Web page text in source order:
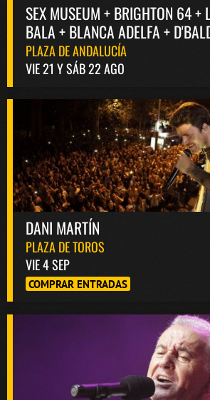
SEX MUSEUM + BRIGHTON 64 +
BALA + BLANCA ADELFA +
PLAZA DE ANDALUCÍA
VIE 21 Y SÁB 22 AGO
DANI MARTÍN
PLAZA DE TOROS
VIE 4 SEP
COMPRAR ENTRADAS